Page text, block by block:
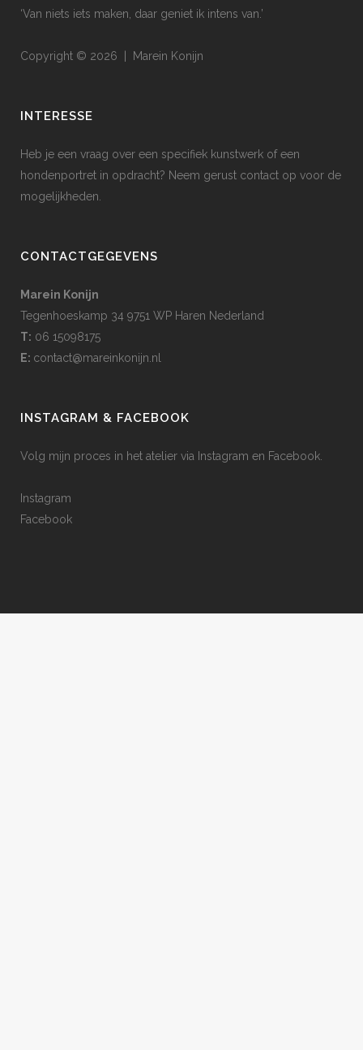
‘Van niets iets maken, daar geniet ik intens van.’
Copyright © 2026 | Marein Konijn
INTERESSE
Heb je een vraag over een specifiek kunstwerk of een
hondenportret in opdracht? Neem gerust contact op voor de
mogelijkheden.
CONTACTGEGEVENS
Marein Konijn
Tegenhoeskamp 34 9751 WP Haren Nederland
T: 06 15098175
E: contact@mareinkonijn.nl
INSTAGRAM & FACEBOOK
Volg mijn proces in het atelier via Instagram en Facebook.
Instagram
Facebook